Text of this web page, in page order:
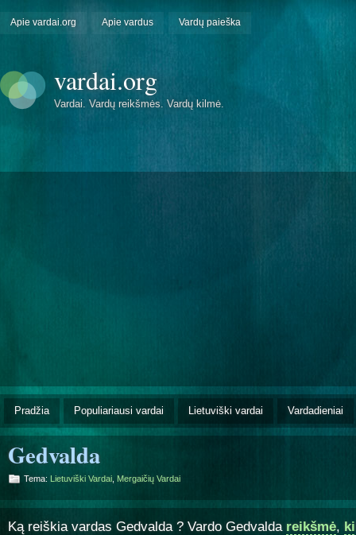
Apie vardai.org Apie vardus Vardų paieška
vardai.org
Vardai. Vardų reikšmės. Vardų kilmė.
Pradžia Populiariausi vardai Lietuviški vardai Vardadieniai
Gedvalda
Tema: Lietuviški Vardai Mergaičių Vardai
Ką reiškia vardas Gedvalda ? Vardo Gedvalda reikšmė,